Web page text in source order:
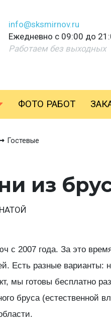
info@sksmirnov.ru
Ежедневно с 09:00 до
Работаем без выходных
ФОТО РАБОТ
Гостевые
из
с 2007 года. За это
Есть разные
мы готовы бесплатно
бруса (естественной